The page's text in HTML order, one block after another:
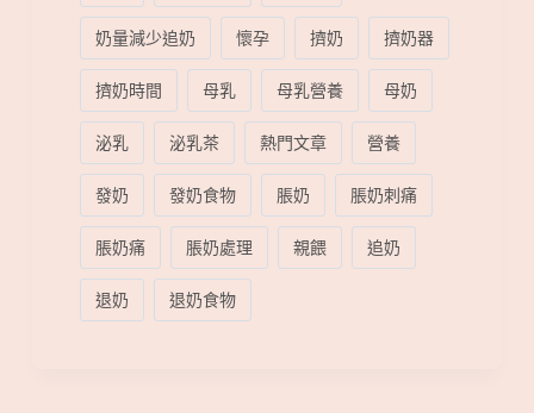
奶量減少追奶
懷孕 擠奶
擠奶器
擠奶時間
母乳 母乳營養
母奶
泌乳
泌乳茶 熱門文章
營養
發奶
發奶食物 脹奶
脹奶刺痛
脹奶痛
脹奶處理 親餵
追奶
退奶
退奶食物